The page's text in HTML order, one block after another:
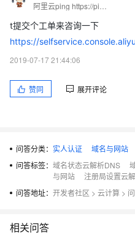
t提交个工单来咨询一下
https://
2019-07-17 21:44:06
赞同 展开评论
问答分类： 实人认证 域名与网站
问答标签： 域名状态云解析DNS
与网站
注册局设置云
问答地址： 开发者社区 > 云计算 >
相关问答